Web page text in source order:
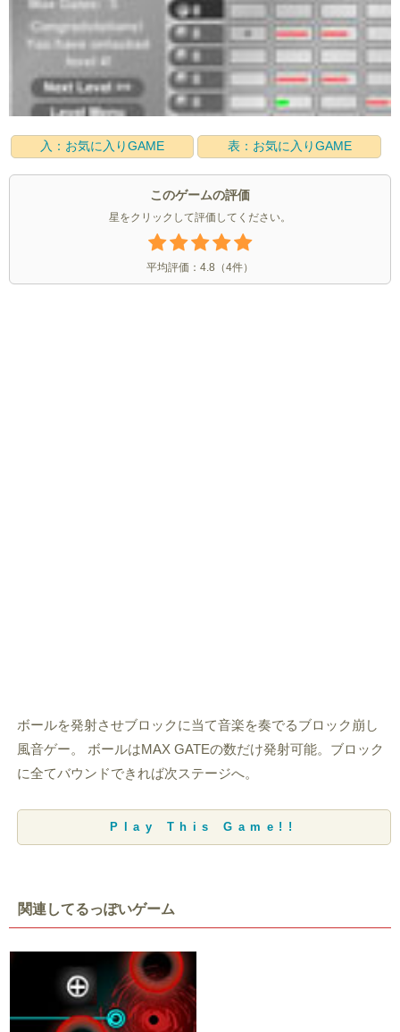
入：お気に入りGAME 表：お気に入りGAME
このゲームの評価
星をクリックして評価してください。
平均評価： 4.8 （4件）
ボールを発射させブロックに当て音楽を奏でるブロック崩し
風音ゲー。 ボールはMAX GATEの数だけ発射可能。ブロック
に全てバウンドできれば次ステージへ。
Play This Game!!
関連してるっぽいゲーム